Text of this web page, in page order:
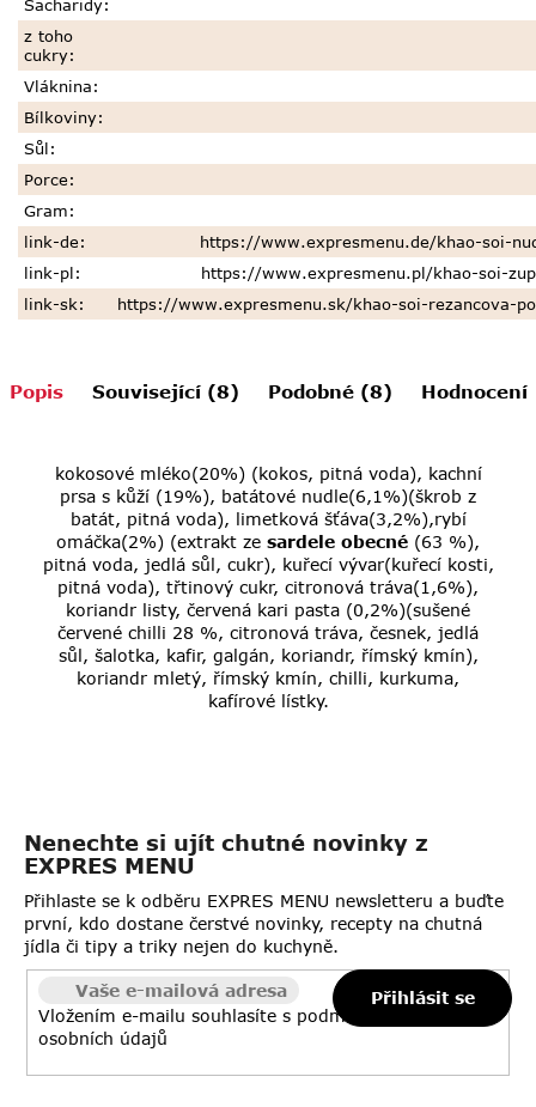
Sacharidy:
z toho
cukry:
Vláknina:
Bílkoviny:
Sůl:
Porce:
Gram:
link-de:
https://www.expresmenu.de/khao-soi-
link-pl:
https://www.expresmenu.pl/khao-soi-
link-sk: https://www.expresmenu.sk/khao-soi-rezancova-
Popis Související (8) Podobné (8) Hodnocení
kokosové mléko(20%) (kokos, pitná voda), kachní
prsa s kůží (19%), batátové nudle(6,1%)(škrob z
batát, pitná voda), limetková šťáva(3,2%),rybí
omáčka(2%) (extrakt ze sardele obecné (63 %),
pitná voda, jedlá sůl, cukr), kuřecí vývar(kuřecí kosti,
pitná voda), třtinový cukr, citronová tráva(1,6%),
koriandr listy, červená kari pasta (0,2%)(sušené
červené chilli 28 %, citronová tráva, česnek, jedlá
sůl, šalotka, kafir, galgán, koriandr, římský kmín),
koriandr mletý, římský kmín, chilli, kurkuma,
kafírové lístky.
Nenechte si ujít chutné novinky z
EXPRES MENU
Přihlaste se k odběru EXPRES MENU newsletteru a buďte
první, kdo dostane čerstvé novinky, recepty na chutná
jídla či tipy a triky nejen do kuchyně.
Vložením e-mailu souhlasíte s podmínkami ochrany
osobních údajů
Přihlásit se